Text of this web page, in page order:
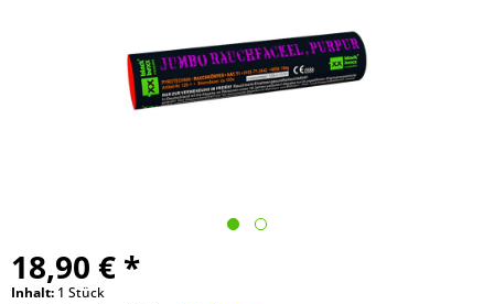
18,90 € *
Inhalt: 1 Stück